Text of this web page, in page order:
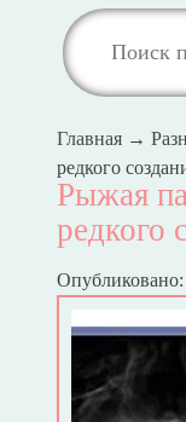
Главная→
редкого
Рыжая
редкого
Опубликовано: